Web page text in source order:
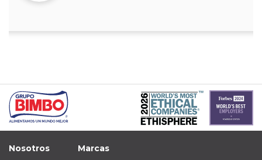
Nosotros Marcas